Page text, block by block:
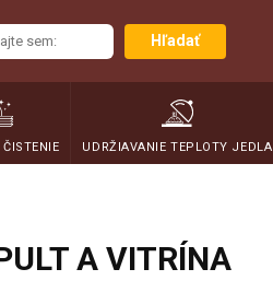
Hľadať
UDRŽIAVANIE TEPLOTY JEDLA
A VITRÍNA